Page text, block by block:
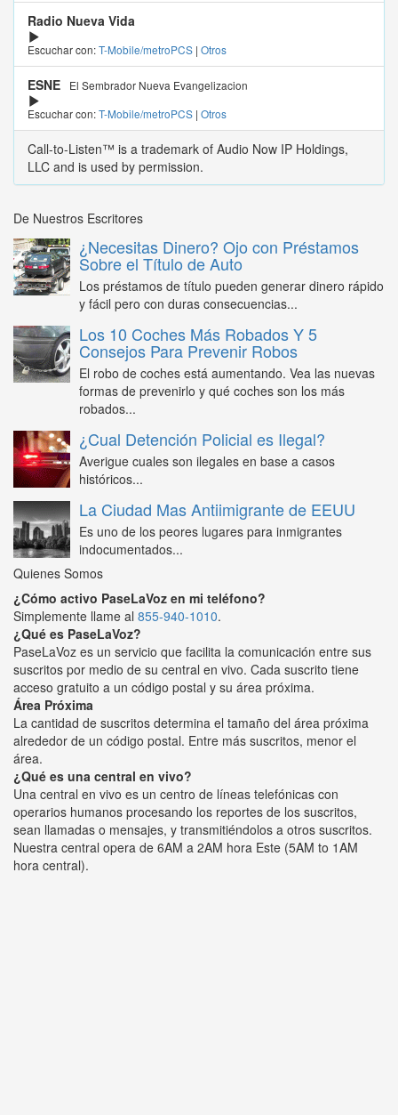
Radio Nueva Vida
Escuchar con:T-Mobile/metroPCS | Otros
ESNE
El Sembrador Nueva Evangelizacion
Escuchar con:T-Mobile/metroPCS | Otros
Call-to-Listen™ is a trademark of Audio Now IP Holdings,
LLC and is used by permission.
De Nuestros Escritores
¿Necesitas Dinero? Ojo con Préstamos
Sobre el Título de Auto
Los préstamos de título pueden generar dinero rápido
y fácil pero con duras consecuencias...
Los 10 Coches Más Robados Y 5
Consejos Para Prevenir Robos
El robo de coches está aumentando. Vea las nuevas
formas de prevenirlo y qué coches son los más
robados...
¿Cual Detención Policial es Ilegal?
Averigue cuales son ilegales en base a casos
históricos...
La Ciudad Mas Antiimigrante de EEUU
Es uno de los peores lugares para inmigrantes
indocumentados...
Quienes Somos
¿Cómo activo PaseLaVoz en mi teléfono?
Simplemente llame al 855-940-1010.
¿Qué es PaseLaVoz?
PaseLaVoz es un servicio que facilita la comunicación entre sus
suscritos por medio de su central en vivo. Cada suscrito tiene
acceso gratuito a un código postal y su área próxima.
Área Próxima
La cantidad de suscritos determina el tamaño del área próxima
alrededor de un código postal. Entre más suscritos, menor el
área.
¿Qué es una central en vivo?
Una central en vivo es un centro de líneas telefónicas con
operarios humanos procesando los reportes de los suscritos,
sean llamadas o mensajes, y transmitiéndolos a otros suscritos.
Nuestra central opera de 6AM a 2AM hora Este (5AM to 1AM
hora central).